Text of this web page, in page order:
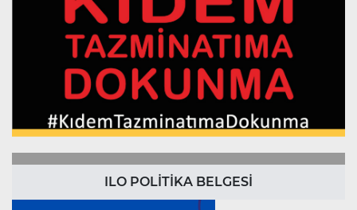
ILO POLİTİKA BELGESİ